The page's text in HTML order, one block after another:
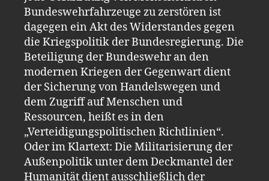
Bundeswehrfahrzeuge zu zerstören ist
dagegen ein Akt des Widerstandes gegen
die Kriegspolitik der Bundesregierung. Die
Beteiligung der Bundeswehr an den
modernen Kriegen der Gegenwart dient
der Sicherung von Handelswegen und
dem Zugriff auf Menschen und
Ressourcen, heißt es in den
„Verteidigungspolitischen Richtlinien“.
Oder im Klartext: Die Militarisierung der
Außenpolitik unter dem Deckmantel der
Humanität dient ausschließlich der